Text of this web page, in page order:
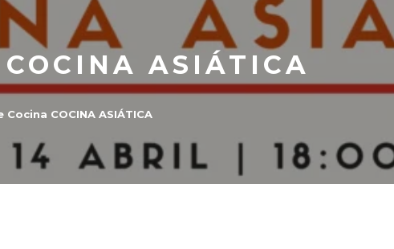
ASIÁTICA
Cocina COCINA ASIÁTICA